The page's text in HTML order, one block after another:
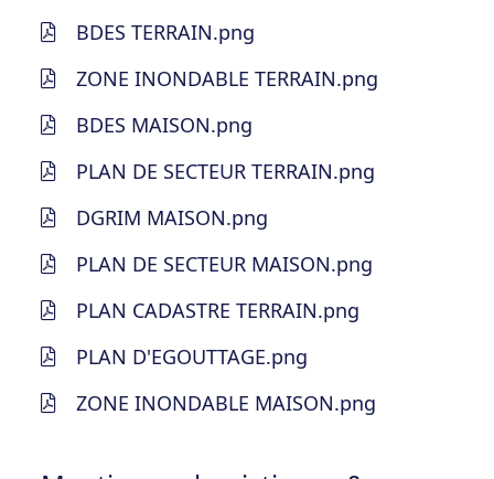
BDES TERRAIN.png
ZONE INONDABLE TERRAIN.png
BDES MAISON.png
PLAN DE SECTEUR TERRAIN.png
DGRIM MAISON.png
PLAN DE SECTEUR MAISON.png
PLAN CADASTRE TERRAIN.png
PLAN D'EGOUTTAGE.png
ZONE INONDABLE MAISON.png